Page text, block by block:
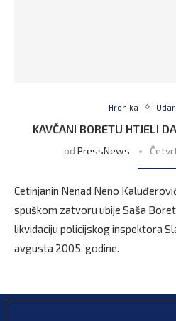
Hronika
KAVČANI BORETU HTJELI
od PressNews
Cetinjanin Nenad Neno
spuškom zatvoru ubije Saša
likvidaciju policijskog inspektora
avgusta 2005. godine.